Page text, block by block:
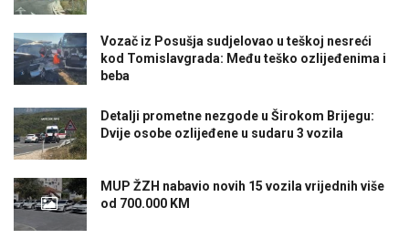
Vozač iz Posušja sudjelovao u teškoj nesreći
kod Tomislavgrada: Među teško ozlijeđenima i
beba
Detalji prometne nezgode u Širokom Brijegu:
Dvije osobe ozlijeđene u sudaru 3 vozila
MUP ŽZH nabavio novih 15 vozila vrijednih više
od 700.000 KM